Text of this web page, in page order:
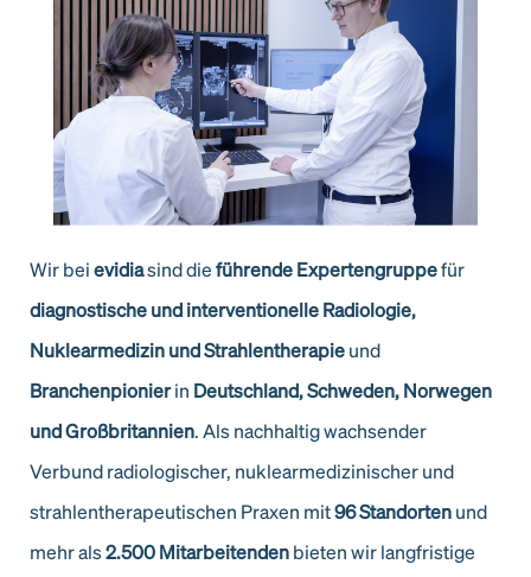
Wir beievidiasind dieführende Expertengruppefür
diagnostische und interventionelleRadiologie,
Nuklearmedizin und Strahlentherapieund
Branchenpionierin Deutschland,Schweden, Norwegen
und Großbritannien. Als nachhaltig wachsender
Verbund radiologischer, nuklearmedizinischer und
strahlentherapeutischen Praxen mit96 Standortenund
mehr als2.500 Mitarbeitendenbieten wir langfristige